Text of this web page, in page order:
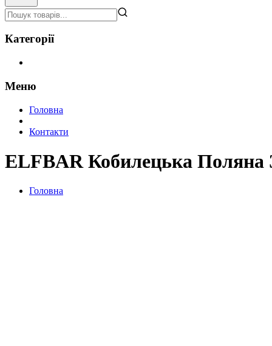
Категорії
Меню
Головна
Контакти
ELFBAR Кобилецька Поляна
Головна